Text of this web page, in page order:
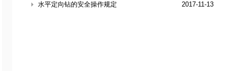
水平定向钻的安全操作规定
2017-11-13